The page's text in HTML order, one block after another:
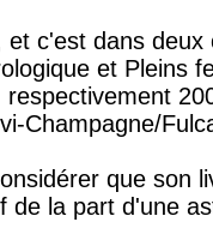
c'est dans deux
et Pleins
Champagne/
que son
de la part d'une